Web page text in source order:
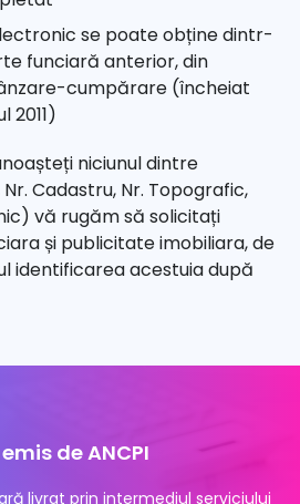
se poate obține dintr-
funciară anterior, din
cumpărare (încheiat
2011)
niciunul dintre
Cadastru, Nr. Topografic,
vă rugăm să solicitați
și publicitate imobiliara, de
identificarea acestuia după
de ANCPI
livrat prin intermediul serviciului